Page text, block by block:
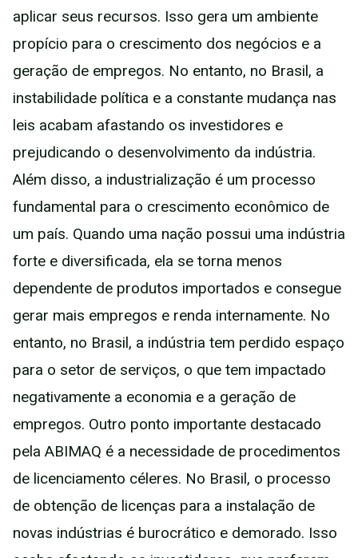
aplicar seus recursos. Isso gera um ambiente
propício para o crescimento dos negócios e a
geração de empregos. No entanto, no Brasil, a
instabilidade política e a constante mudança nas
leis acabam afastando os investidores e
prejudicando o desenvolvimento da indústria.
Além disso, a industrialização é um processo
fundamental para o crescimento econômico de
um país. Quando uma nação possui uma indústria
forte e diversificada, ela se torna menos
dependente de produtos importados e consegue
gerar mais empregos e renda internamente. No
entanto, no Brasil, a indústria tem perdido espaço
para o setor de serviços, o que tem impactado
negativamente a economia e a geração de
empregos. Outro ponto importante destacado
pela ABIMAQ é a necessidade de procedimentos
de licenciamento céleres. No Brasil, o processo
de obtenção de licenças para a instalação de
novas indústrias é burocrático e demorado. Isso